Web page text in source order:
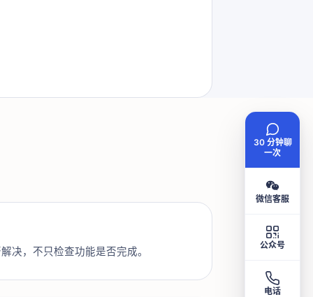
决，不只检查功能是否完成。
30 分钟聊
一次
微信客服
公众号
电话